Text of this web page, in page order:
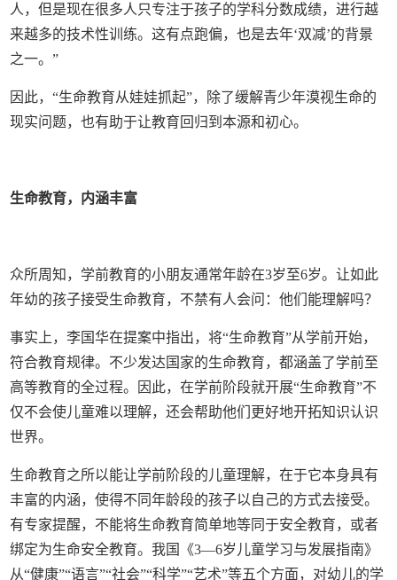
人，但是现在很多人只专注于孩子的学科分数成绩，进行越
来越多的技术性训练。这有点跑偏，也是去年‘双减’的背景
之一。”
因此，“生命教育从娃娃抓起”，除了缓解青少年漠视生命的
现实问题，也有助于让教育回归到本源和初心。
生命教育，内涵丰富
众所周知，学前教育的小朋友通常年龄在3岁至6岁。让如此
年幼的孩子接受生命教育，不禁有人会问：他们能理解吗？
事实上，李国华在提案中指出，将“生命教育”从学前开始，
符合教育规律。不少发达国家的生命教育，都涵盖了学前至
高等教育的全过程。因此，在学前阶段就开展“生命教育”不
仅不会使儿童难以理解，还会帮助他们更好地开拓知识认识
世界。
生命教育之所以能让学前阶段的儿童理解，在于它本身具有
丰富的内涵，使得不同年龄段的孩子以自己的方式去接受。
有专家提醒，不能将生命教育简单地等同于安全教育，或者
绑定为生命安全教育。我国《3—6岁儿童学习与发展指南》
从“健康”“语言”“社会”“科学”“艺术”等五个方面，对幼儿的学